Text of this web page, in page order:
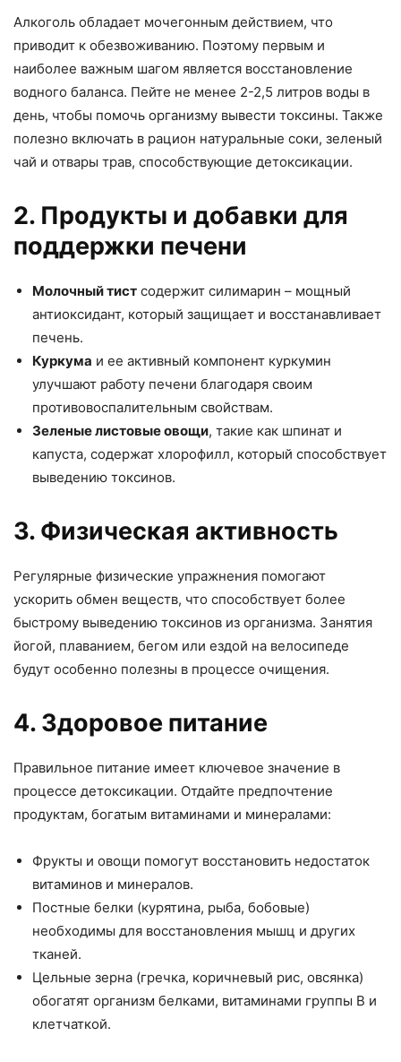
Алкоголь обладает мочегонным действием, что
приводит к обезвоживанию. Поэтому первым и
наиболее важным шагом является восстановление
водного баланса. Пейте не менее 2-2,5 литров воды в
день, чтобы помочь организму вывести токсины. Также
полезно включать в рацион натуральные соки, зеленый
чай и отвары трав, способствующие детоксикации.
2. Продукты и добавки для
поддержки печени
Молочный тист содержит силимарин – мощный
антиоксидант, который защищает и восстанавливает
печень.
Куркума и ее активный компонент куркумин
улучшают работу печени благодаря своим
противовоспалительным свойствам.
Зеленые листовые овощи, такие как шпинат и
капуста, содержат хлорофилл, который способствует
выведению токсинов.
3. Физическая активность
Регулярные физические упражнения помогают
ускорить обмен веществ, что способствует более
быстрому выведению токсинов из организма. Занятия
йогой, плаванием, бегом или ездой на велосипеде
будут особенно полезны в процессе очищения.
4. Здоровое питание
Правильное питание имеет ключевое значение в
процессе детоксикации. Отдайте предпочтение
продуктам, богатым витаминами и минералами:
Фрукты и овощи помогут восстановить недостаток
витаминов и минералов.
Постные белки (курятина, рыба, бобовые)
необходимы для восстановления мышц и других
тканей.
Цельные зерна (гречка, коричневый рис, овсянка)
обогатят организм белками, витаминами группы B и
клетчаткой.